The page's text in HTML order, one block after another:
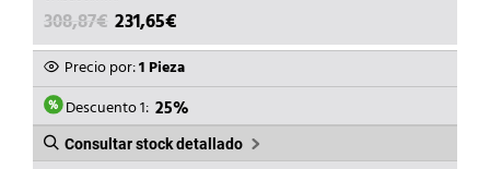
308,87€ EL
PRECIO
ORIGINAL
ERA:
308,87€.
231,65€
PRECIO
ACTUAL
ES:
231,65€.
Precio por:1 Pieza
Descuento 1: 25%
Consultar stock detallado